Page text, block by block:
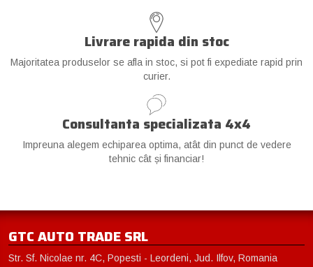
Livrare rapida din stoc
Majoritatea produselor se afla in stoc, si pot fi expediate rapid prin
curier.
Consultanta specializata 4x4
Impreuna alegem echiparea optima, atât din punct de vedere
tehnic cât și financiar!
GTC AUTO TRADE SRL
Str. Sf. Nicolae nr. 4C, Popesti - Leordeni, Jud. Ilfov, Romania